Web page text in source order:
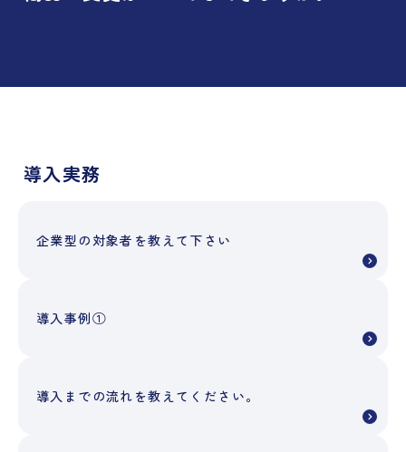
導入実務
企業型の対象者を教えて下さい
導入事例①
導入までの流れを教えてください。